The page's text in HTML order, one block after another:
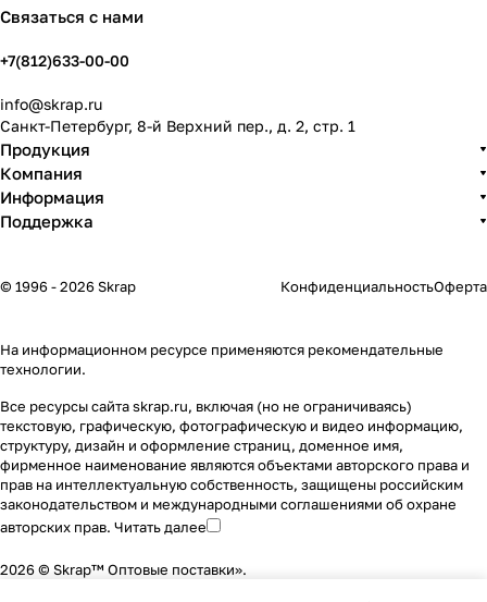
Связаться с нами
+7(812)633-00-00
info@skrap.ru
Санкт-Петербург, 8-й Верхний пер., д. 2, стр. 1
Продукция
Компания
Информация
Поддержка
© 1996 - 2026 Skrap КонфиденциальностьОферта
На информационном ресурсе применяются рекомендательные
технологии.
Все ресурсы сайта skrap.ru, включая (но не ограничиваясь)
текстовую, графическую, фотографическую и видео информацию,
структуру, дизайн и оформление страниц, доменное имя,
фирменное наименование являются объектами авторского права и
прав на интеллектуальную собственность, защищены российским
законодательством и международными соглашениями об охране
авторских прав. Читать далее
2026 © Skrap™ Оптовые поставки».